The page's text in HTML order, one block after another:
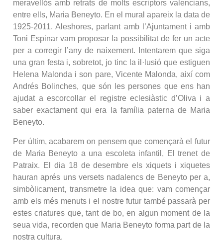
meravellós amb retrats de molts escriptors valencians,
entre ells, Maria Beneyto. En el mural apareix la data de
1925-2011. Aleshores, parlant amb l’Ajuntament i amb
Toni Espinar vam proposar la possibilitat de fer un acte
per a corregir l’any de naixement. Intentarem que siga
una gran festa i, sobretot, jo tinc la il·lusió que estiguen
Helena Malonda i son pare, Vicente Malonda, així com
Andrés Bolinches, que són les persones que ens han
ajudat a escorcollar el registre eclesiàstic d’Oliva i a
saber exactament qui era la família paterna de Maria
Beneyto.
Per últim, acabarem on pensem que començarà el futur
de Maria Beneyto a una escoleta infantil, El trenet de
Patraix. El dia 18 de desembre els xiquets i xiquetes
hauran aprés uns versets nadalencs de Beneyto per a,
simbòlicament, transmetre la idea que: vam començar
amb els més menuts i el nostre futur també passarà per
estes criatures que, tant de bo, en algun moment de la
seua vida, recorden que Maria Beneyto forma part de la
nostra cultura.